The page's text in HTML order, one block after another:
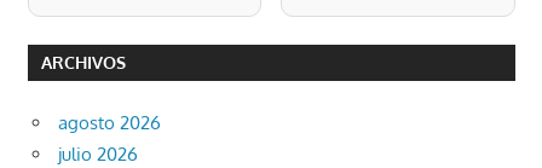
ARCHIVOS
agosto 2026
julio 2026